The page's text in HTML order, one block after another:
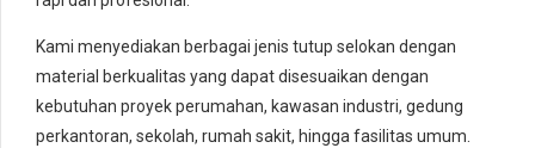
Kami menyediakan berbagai jenis tutup selokan dengan
material berkualitas yang dapat disesuaikan dengan
kebutuhan proyek perumahan, kawasan industri, gedung
perkantoran, sekolah, rumah sakit, hingga fasilitas umum.